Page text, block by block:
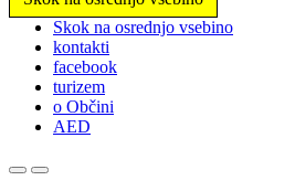
Prosimo,
upoštevajte:
spletno
mesto
vključuje
sistem
Pritisnite
Skok na osrednjo vsebino
kontakti
facebook
turizem
o Občini
AED